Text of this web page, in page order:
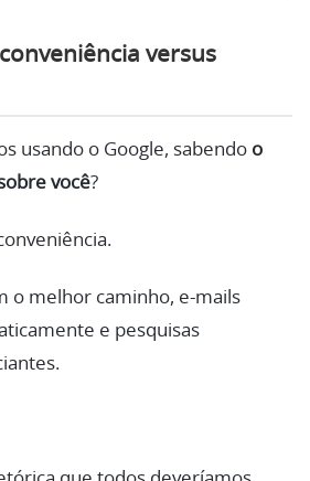
versus
usando o Google, sabendo o
você?
o melhor caminho, e-mails
e pesquisas